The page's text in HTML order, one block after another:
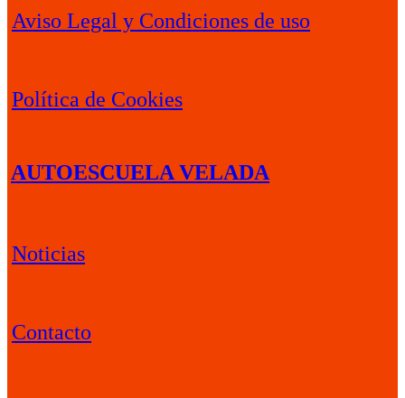
Aviso Legal y Condiciones de uso
Política de Cookies
AUTOESCUELA VELADA
Noticias
Contacto